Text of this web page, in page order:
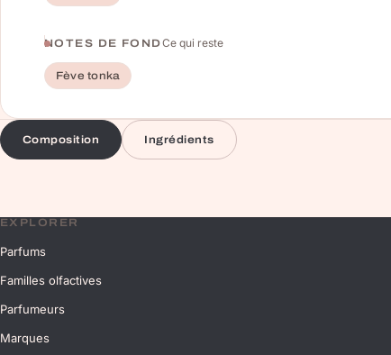
NOTES DE FONDCe qui reste
Fève tonka
Composition Ingrédients
EXPLORER
Parfums
Familles olfactives
Parfumeurs
Marques